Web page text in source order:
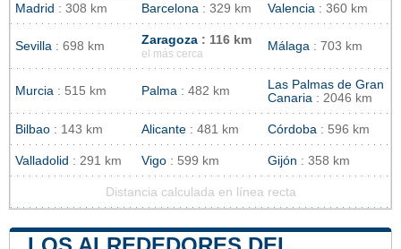
Madrid : 308 km Barcelona : 329 km Valencia : 360 km
Sevilla : 698 km Zaragoza : 116 km
el más cerca
Málaga : 703 km
Murcia : 515 km Palma : 482 km
Las Palmas de Gran
Canaria : 2046 km
Bilbao : 143 km Alicante : 481 km Córdoba : 596 km
Valladolid : 291 km Vigo : 599 km Gijón : 358 km
Distancia calculada en línea recta